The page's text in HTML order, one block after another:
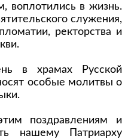
воплотились в жизнь.
служения,
ректорства и
в храмах Русской
особые молитвы о
поздравлениям и
нашему Патриарху